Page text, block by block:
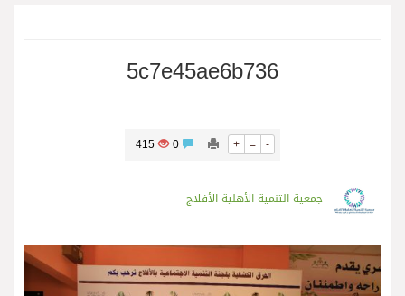
5c7e45ae6b736
+ = -
415
جمعية التنمية الأهلية الأفلاج